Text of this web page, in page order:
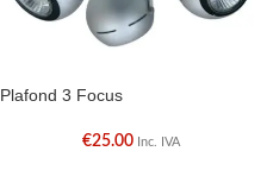
Plafond 3 Focus
€25.00 Inc. IVA